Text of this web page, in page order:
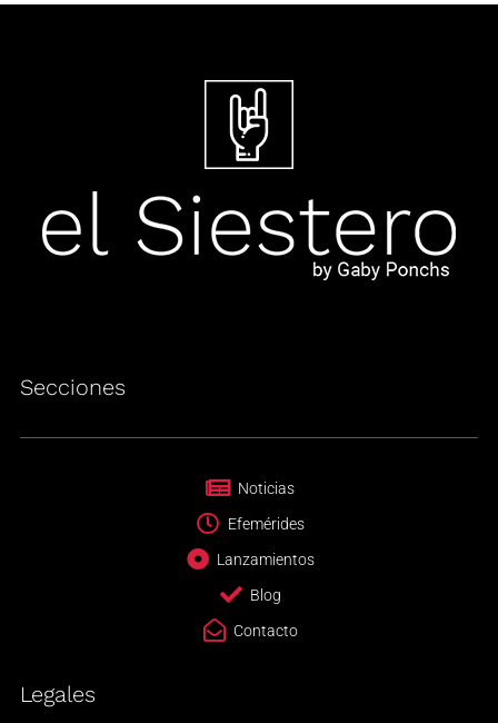
Secciones
Noticias
Efemérides
Lanzamientos
Blog
Contacto
Legales